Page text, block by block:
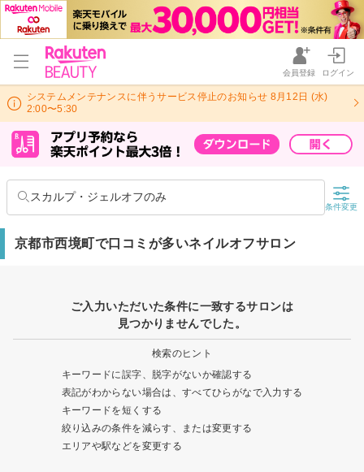
会員登録 ログイン
システムメンテナンスに伴うサービス停止のお知らせ 8月12日 (水)
2:00〜5:30
スカルプ・ジェルオフのみ
条件変更
京都市西境町で口コミが多いネイルオフサロン
ご入力いただいた条件に一致するサロンは
見つかりませんでした。
検索のヒント
キーワードに誤字、脱字がないか確認する
表記がわからない場合は、すべてひらがなで入力する
キーワードを短くする
絞り込みの条件を減らす、または変更する
エリアや駅などを変更する